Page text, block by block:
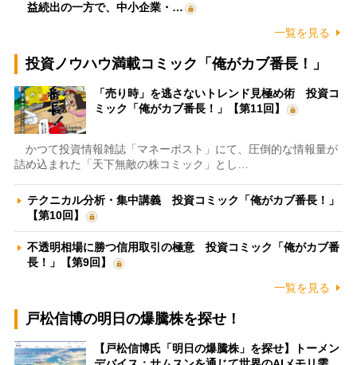
益続出の一方で、中小企業・…
一覧を見る
投資ノウハウ満載コミック「俺がカブ番長！」
「売り時」を逃さないトレンド見極め術 投資コ
ミック「俺がカブ番長！」【第11回】
かつて投資情報雑誌「マネーポスト」にて、圧倒的な情報量が
詰め込まれた「天下無敵の株コミック」とし…
テクニカル分析・集中講義 投資コミック「俺がカブ番長！」
【第10回】
不透明相場に勝つ信用取引の極意 投資コミック「俺がカブ番
長！」【第9回】
一覧を見る
戸松信博の明日の爆騰株を探せ！
【戸松信博氏「明日の爆騰株」を探せ】トーメン